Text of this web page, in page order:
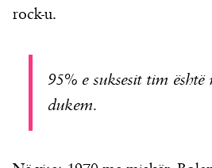
rock-u.
95% e suksesit tim është
dukem.